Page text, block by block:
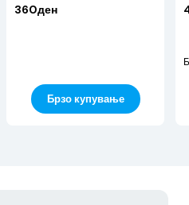
360ден
Брзо купување